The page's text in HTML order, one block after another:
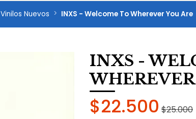
Vinilos Nuevos INXS - Welcome To Wherever You Are
INXS -
$22.500 $25.000